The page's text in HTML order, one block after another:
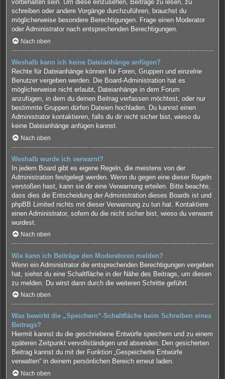
vorbehalten sein. Um diese einzusehen, Beiträge zu lesen, zu
schreiben oder andere Vorgänge durchzuführen, brauchst du
möglicherweise besondere Berechtigungen. Frage einen Moderator
oder Administrator nach entsprechenden Berechtigungen.
Nach oben
Weshalb kann ich keine Dateianhänge anfügen?
Rechte für Dateianhänge können für Foren, Gruppen und einzelne
Benutzer vergeben werden. Die Board-Administration hat es
möglicherweise nicht erlaubt, Dateianhänge in dem Forum
anzufügen, in dem du deinen Beitrag verfassen möchtest, oder nur
bestimmte Gruppen dürfen Dateien hochladen. Du kannst einen
Administrator kontaktieren, falls du dir nicht sicher bist, wieso du
keine Dateianhänge anfügen kannst.
Nach oben
Weshalb wurde ich verwarnt?
In jedem Board gibt es eigene Regeln, die meistens von der
Administration festgelegt werden. Wenn du gegen eine dieser Regeln
verstoßen hast, kann sie dir eine Verwarnung erteilen. Bitte beachte,
dass dies die Entscheidung der Administration dieses Boards ist und
phpBB Limited nichts mit dieser Verwarnung zu tun hat. Kontaktiere
einen Administrator, sofern du die nicht sicher bist, wieso du verwarnt
wurdest.
Nach oben
Wie kann ich Beiträge den Moderatoren melden?
Wenn ein Administrator die entsprechenden Berechtigungen vergeben
hat, siehst du eine Schaltfläche in der Nähe des Beitrags, um diesen
zu melden. Du wirst dann durch die weiteren Schritte geführt.
Nach oben
Was bewirkt die „Speichern“-Schaltfläche beim Schreiben eines
Beitrags?
Hiermit kannst du die geschriebene Entwürfe speichern und zu einem
späteren Zeitpunkt vervollständigen und absenden. Den gesicherten
Beitrag kannst du mit der Funktion „Gespeicherte Entwürfe
verwalten“ in deinem persönlichen Bereich erneut laden.
Nach oben